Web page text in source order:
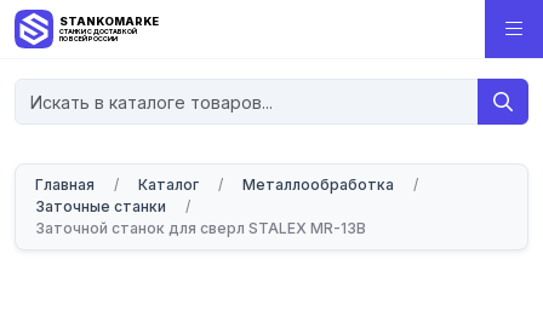
STANKOMARKET
СТАНКИ С ДОСТАВКОЙ
ПО ВСЕЙ РОССИИ
Главная / Каталог / Металлообработка
/
Заточные станки
/
Заточной станок для сверл STALEX MR-13B